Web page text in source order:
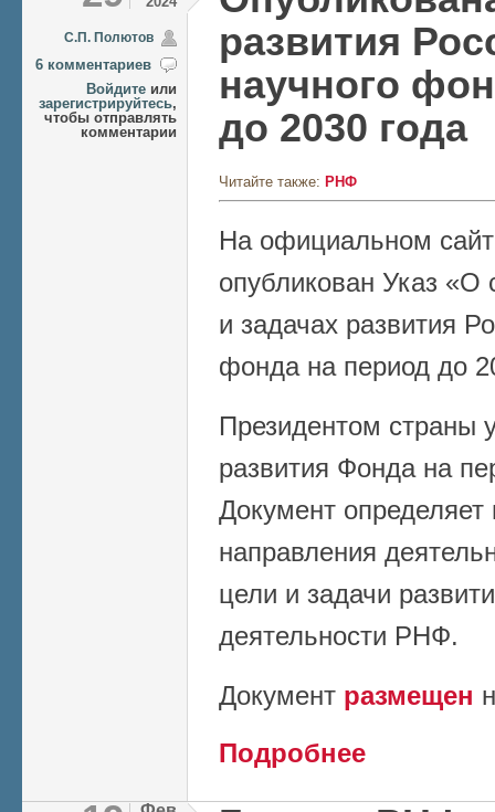
C.П. Полютов
6 комментариев
Войдите или
зарегистрируйтесь,
чтобы отправлять
комментарии
развития
научного
до 2030 года
Читайте также: РНФ
На официальном
опубликован Указ «О
и задачах развития
фонда на период до
Президентом страны
развития Фонда на
Документ определяет
направления
цели и задачи
деятельности РНФ.
Документ размещен
Подробнее